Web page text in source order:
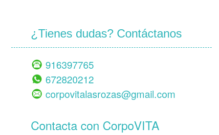
¿Tienes dudas? Contáctanos
916397765
672820212
corpovitalasrozas@gmail.com
Contacta con CorpoVITA